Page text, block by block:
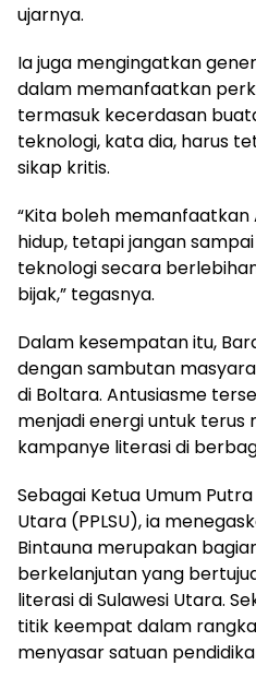
ujarnya.
Ia juga mengingatkan
dalam memanfaatkan
termasuk kecerdasan
teknologi, kata dia, harus
sikap kritis.
“Kita boleh
hidup, tetapi jangan
teknologi secara
bijak,” tegasnya.
Dalam kesempatan itu,
dengan sambutan
di Boltara. Antusiasme
menjadi energi untuk terus
kampanye literasi di
Sebagai Ketua Umum
Utara (PPLSU), ia
Bintauna merupakan
berkelanjutan yang
literasi di Sulawesi Utara.
titik keempat dalam
menyasar satuan